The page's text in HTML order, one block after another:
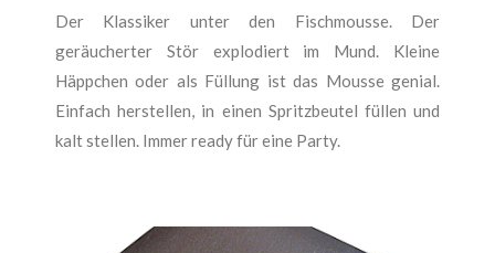
Der Klassiker unter den Fischmousse. Der
geräucherter Stör explodiert im Mund. Kleine
Häppchen oder als Füllung ist das Mousse genial.
Einfach herstellen, in einen Spritzbeutel füllen und
kalt stellen. Immer ready für eine Party.